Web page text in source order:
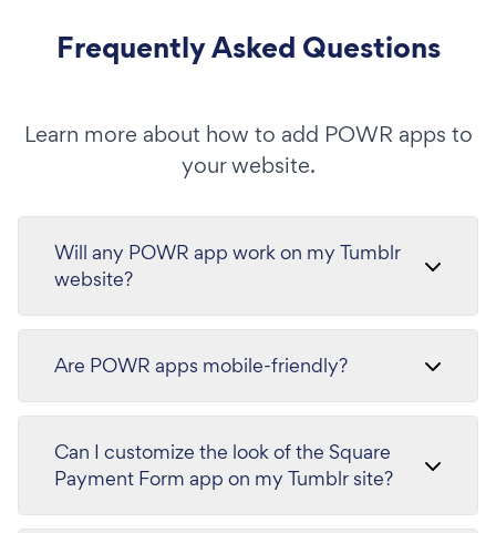
Frequently Asked Questions
Learn more about how to add POWR apps to
your website.
Will any POWR app work on my Tumblr
website?
Are POWR apps mobile-friendly?
Can I customize the look of the Square
Payment Form app on my Tumblr site?